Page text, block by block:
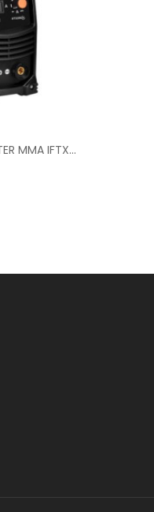
EQUIPO DE SOLDAR INVERTER MMA IFTX200A C/ MALETA